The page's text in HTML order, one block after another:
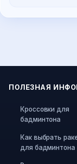
ПОЛЕЗНАЯ
Кроссовки для
бадминтона
Как выбрать
для бадминтона